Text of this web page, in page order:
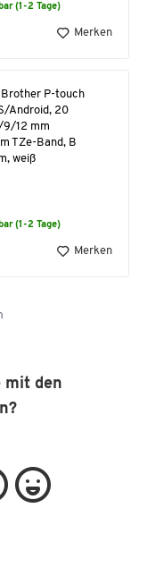
(1-2 Tage)
Merken
P-touch
Android, 20
12 mm
TZe-Band, B
weiß
(1-2 Tage)
Merken
mit den